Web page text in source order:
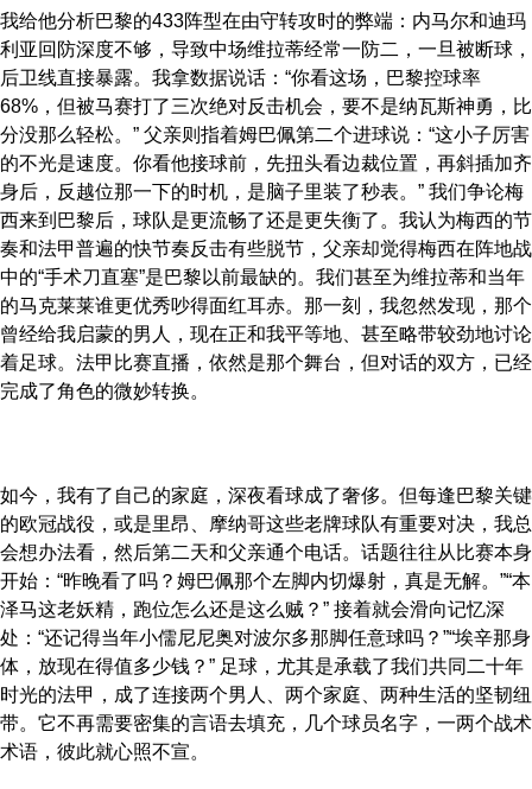
我给他分析巴黎的433阵型在由守转攻时的弊端：内马尔和迪玛
利亚回防深度不够，导致中场维拉蒂经常一防二，一旦被断球，
后卫线直接暴露。我拿数据说话：“你看这场，巴黎控球率
68%，但被马赛打了三次绝对反击机会，要不是纳瓦斯神勇，比
分没那么轻松。” 父亲则指着姆巴佩第二个进球说：“这小子厉害
的不光是速度。你看他接球前，先扭头看边裁位置，再斜插加齐
身后，反越位那一下的时机，是脑子里装了秒表。” 我们争论梅
西来到巴黎后，球队是更流畅了还是更失衡了。我认为梅西的节
奏和法甲普遍的快节奏反击有些脱节，父亲却觉得梅西在阵地战
中的“手术刀直塞”是巴黎以前最缺的。我们甚至为维拉蒂和当年
的马克莱莱谁更优秀吵得面红耳赤。那一刻，我忽然发现，那个
曾经给我启蒙的男人，现在正和我平等地、甚至略带较劲地讨论
着足球。法甲比赛直播，依然是那个舞台，但对话的双方，已经
完成了角色的微妙转换。
如今，我有了自己的家庭，深夜看球成了奢侈。但每逢巴黎关键
的欧冠战役，或是里昂、摩纳哥这些老牌球队有重要对决，我总
会想办法看，然后第二天和父亲通个电话。话题往往从比赛本身
开始：“昨晚看了吗？姆巴佩那个左脚内切爆射，真是无解。”“本
泽马这老妖精，跑位怎么还是这么贼？” 接着就会滑向记忆深
处：“还记得当年小儒尼尼奥对波尔多那脚任意球吗？”“埃辛那身
体，放现在得值多少钱？” 足球，尤其是承载了我们共同二十年
时光的法甲，成了连接两个男人、两个家庭、两种生活的坚韧纽
带。它不再需要密集的言语去填充，几个球员名字，一两个战术
术语，彼此就心照不宣。